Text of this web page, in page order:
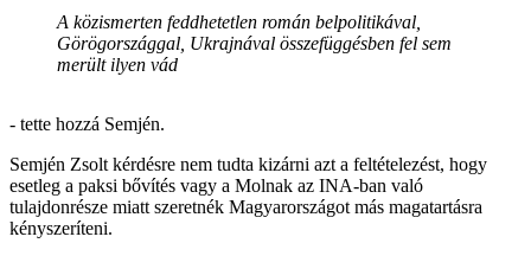
A közismerten feddhetetlen román belpolitikával,
Görögországgal, Ukrajnával összefüggésben fel sem
merült ilyen vád
- tette hozzá Semjén.
Semjén Zsolt kérdésre nem tudta kizárni azt a feltételezést, hogy
esetleg a paksi bővítés vagy a Molnak az INA-ban való
tulajdonrésze miatt szeretnék Magyarországot más magatartásra
kényszeríteni.